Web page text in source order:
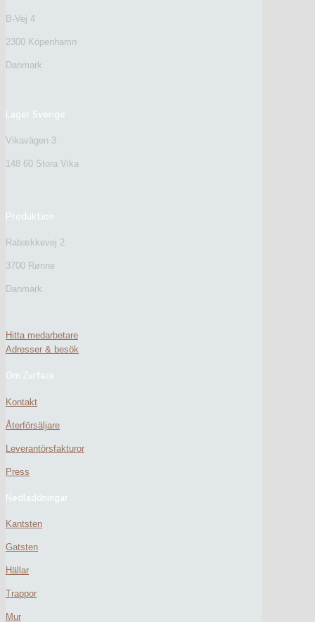
B-Vej 4
2300 Köpenhamn
Danmark
Lager Sverige
Vikavägen 3
148 60 Stora Vika
Produktion
Rabækkevej 2
3700 Rønne
Danmark
Hitta medarbetare
Adresser & besök
Om Zurface
Kontakt
Återförsäljare
Leverantörsfakturor
Press
Nedladdningar
Kantsten
Gatsten
Hällar
Trappor
Mur